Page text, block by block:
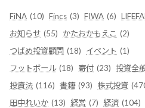
FiNA (10) Fincs (3) FIWA (6)
お知らせ (55) かたおかもえこ (2)
つばめ投資顧問 (18) イベント (1)
フットボール (18) 寄付 (23) 投資全
投資法 (116) 書籍 (93) 株式投資
田中れいか (13) 経営 (7) 経済 (104)